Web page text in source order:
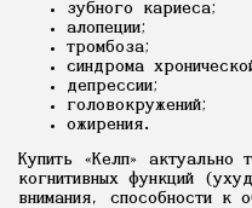
зубного кариеса;
алопеции;
тромбоза;
синдрома
депрессии;
головокружений;
ожирения.
Купить «Келп» актуально
когнитивных функций
внимания, способности к